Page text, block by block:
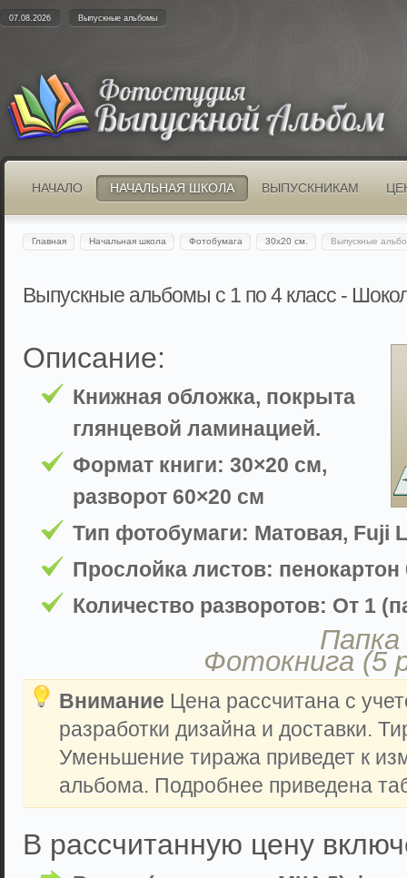
07.08.2026 Выпускные альбомы
НАЧАЛО НАЧАЛЬНАЯ ШКОЛА ВЫПУСКНИКАМ
Главная Начальная школа Фотобумага 30х20 см. Выпускные
Выпускные альбомы с 1 по 4 класс -
Описание:
Книжная обложка, покрыта
глянцевой ламинацией.
Формат книги: 30×20 см,
разворот 60×20 см
Тип фотобумаги: Матовая, Fuji
Прослойка листов:
Количество разворотов: От 1
Фотокнига (5
Внимание Цена рассчитана с
разработки дизайна и доставки.
Уменьшение тиража приведет к
альбома. Подробнее приведена
В рассчитанную цену